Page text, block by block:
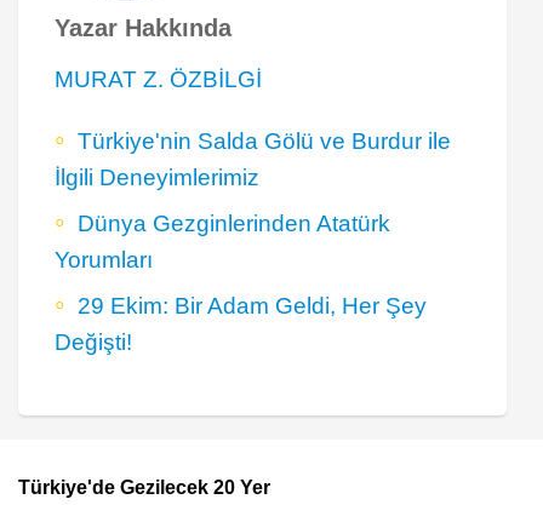
Yazar Hakkında
MURAT Z. ÖZBİLGİ
Türkiye'nin Salda Gölü ve Burdur ile
İlgili Deneyimlerimiz
Dünya Gezginlerinden Atatürk
Yorumları
29 Ekim: Bir Adam Geldi, Her Şey
Değişti!
Türkiye'de Gezilecek 20 Yer